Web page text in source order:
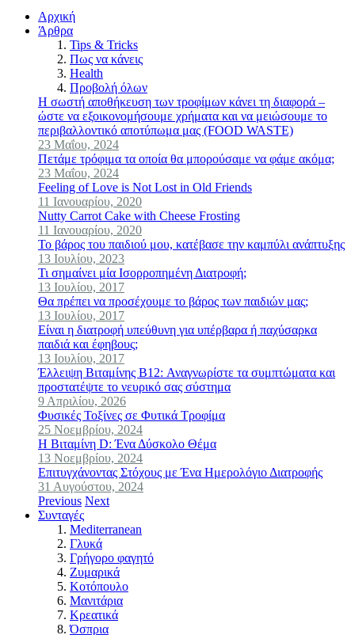
Αρχική
Άρθρα
Tips & Tricks
Πως να κάνεις
Health
Προβολή όλων
Η σωστή αποθήκευση των τροφίμων κάνει τη διαφορά –
ώστε να εξοικονομήσουμε χρήματα και να μειώσουμε το
περιβαλλοντικό αποτύπωμα μας (FOOD WASTE)
23 Μαΐου, 2024
Πετάμε τρόφιμα τα οποία θα μπορούσαμε να φάμε ακόμα;
23 Μαΐου, 2024
Feeling of Love is Not Lost in Old Friends
11 Ιανουαρίου, 2020
Nutty Carrot Cake with Cheese Frosting
11 Ιανουαρίου, 2020
Το βάρος του παιδιού μου, κατέβασε την καμπύλι ανάπτυξης
13 Ιουλίου, 2023
Τι σημαίνει μία Ισορροπημένη Διατροφή;
13 Ιουλίου, 2017
Θα πρέπει να προσέχουμε το βάρος των παιδιών μας;
13 Ιουλίου, 2017
Είναι η διατροφή υπεύθυνη για υπέρβαρα ή παχύσαρκα
παιδιά και έφηβους;
13 Ιουλίου, 2017
Έλλειψη Βιταμίνης B12: Αναγνωρίστε τα συμπτώματα και
προστατέψτε το νευρικό σας σύστημα
9 Απριλίου, 2026
Φυσικές Τοξίνες σε Φυτικά Τροφίμα
25 Νοεμβρίου, 2024
Η Βιταμίνη D: Ένα Δύσκολο Θέμα
13 Νοεμβρίου, 2024
Επιτυγχάνοντας Στόχους με Ένα Ημερολόγιο Διατροφής
31 Αυγούστου, 2024
Previous Next
Συνταγές
Mediterranean
Γλυκά
Γρήγορο φαγητό
Ζυμαρικά
Κοτόπουλο
Μανιτάρια
Κρεατικά
Όσπρια